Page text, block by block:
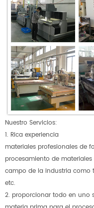
Nuestro Servicios:
1. Rica experiencia
materiales profesionales de
procesamiento de
campo de la industria como
etc.
2. proporcionar todo en uno